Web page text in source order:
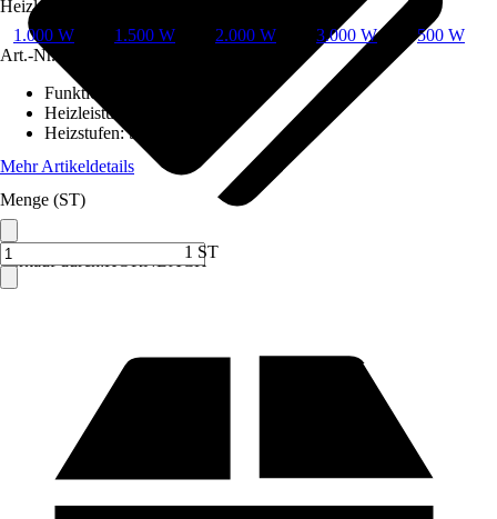
Verkauf durch:HORNBACH
Heizleistung
1.000 W
1.500 W 2.000 W 3.000 W
500 W
Art.-Nr.
Funktionen
Heizleistung
Heizstufen:Stufenlos
Mehr Artikeldetails
Menge (ST)
1 ST